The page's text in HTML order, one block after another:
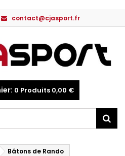
contact@cjasport.fr
0 Produits 0,00 €
Bâtons de Rando